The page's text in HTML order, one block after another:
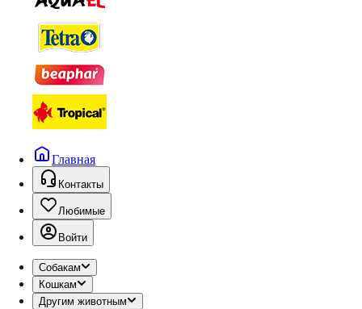
Главная
Контакты
Любимые
Войти
Собакам
Кошкам
Другим животным